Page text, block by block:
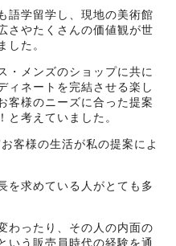
語学留学し、現地の美術館
さやたくさんの価値観が世
した。
・メンズのショップに共に
ィネートを完結させる楽し
客様のニーズに合った提案
と考えていました。
客様の生活が私の提案によ
を求めている人がとても多
わったり、その人の内面の
いう販売員時代の経験を通